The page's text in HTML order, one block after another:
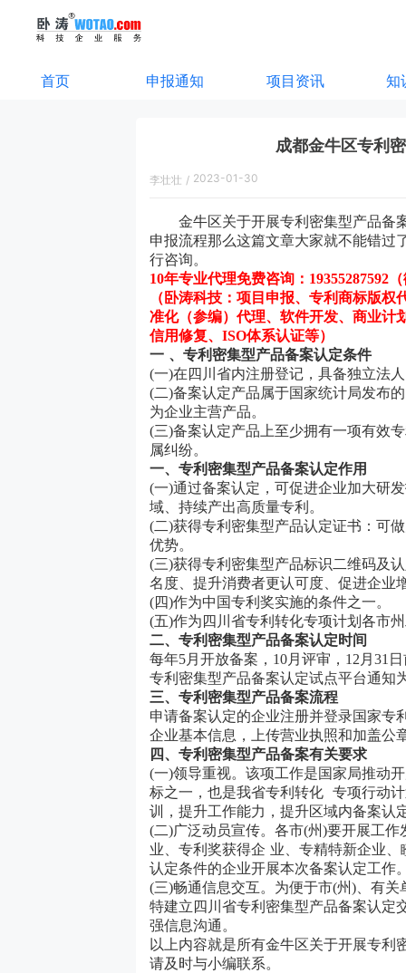
首页 申报通知 项目资讯 知
成都金牛区专利
李壮壮 / 2023-01-30
金牛区关于开展专利密集型产品备
申报流程那么这篇文章大家就不能错过
行咨询。
10年专业代理免费咨询： 19355287592
（卧涛科技：项目申报、专利商标版
准化（参编）代理、软件开发、商业计
信用修复、 ISO体系认证等）
一 、专利密集型产品备案认定条件
(一)在四川省内注册登记，具备独立法
(二)备案认定产品属于国家统计局发布
为企业主营产品。
(三)备案认定产品上至少拥有一项有效
属纠纷。
一、专利密集型产品备案认定作用
(一)通过备案认定，可促进企业加大研
域、持续产出高质量专利。
(二)获得专利密集型产品认定证书：可
优势。
(三)获得专利密集型产品标识二维码及
名度、提升消费者更认可度、促进企业
(四)作为中国专利奖实施的条件之一。
(五)作为四川省专利转化专项计划各市
二、专利密集型产品备案认定时间
每年5月开放备案，10月评审，12月31
专利密集型产品备案认定试点平台通知
三、专利密集型产品备案流程
申请备案认定的企业注册并登录国家专
企业基本信息，上传营业执照和加盖公
四、专利密集型产品备案有关要求
(一)领导重视。该项工作是国家局推动
标之一，也是我省专利转化 专项行动
训，提升工作能力，提升区域内备案认
(二)广泛动员宣传。各市(州)要开展工
业、专利奖获得企 业、专精特新企业
认定条件的企业开展本次备案认定工作
(三)畅通信息交互。为便于市(州)、有
特建立四川省专利密集型产品备案认定
强信息沟通。
以上内容就是所有金牛区关于开展专利
请及时与小编联系。